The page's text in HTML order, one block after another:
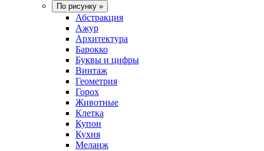
По рисунку »
Абстракция
Ажур
Архитектура
Барокко
Буквы и цифры
Винтаж
Геометрия
Горох
Животные
Клетка
Купон
Кухня
Меланж